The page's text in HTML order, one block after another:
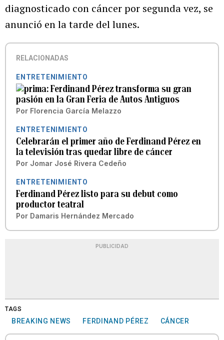
diagnosticado con cáncer por segunda vez, se
anunció en la tarde del lunes.
RELACIONADAS
ENTRETENIMIENTO
Ferdinand Pérez transforma su gran
pasión en la Gran Feria de Autos Antiguos
Por Florencia García Melazzo
ENTRETENIMIENTO
Celebrarán el primer año de Ferdinand Pérez en
la televisión tras quedar libre de cáncer
Por Jomar José Rivera Cedeño
ENTRETENIMIENTO
Ferdinand Pérez listo para su debut como
productor teatral
Por Damaris Hernández Mercado
PUBLICIDAD
TAGS
BREAKING NEWS FERDINAND PÉREZ CÁNCER